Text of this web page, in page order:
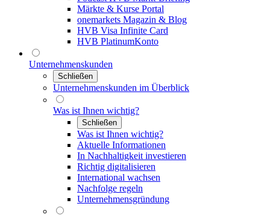
Märkte & Kurse Portal
onemarkets Magazin & Blog
HVB Visa Infinite Card
HVB PlatinumKonto
Unternehmenskunden
Schließen
Unternehmenskunden im Überblick
Was ist Ihnen wichtig?
Schließen
Was ist Ihnen wichtig?
Aktuelle Informationen
In Nachhaltigkeit investieren
Richtig digitalisieren
International wachsen
Nachfolge regeln
Unternehmensgründung